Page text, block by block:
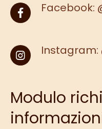
Facebook:
Instagram:
Modulo